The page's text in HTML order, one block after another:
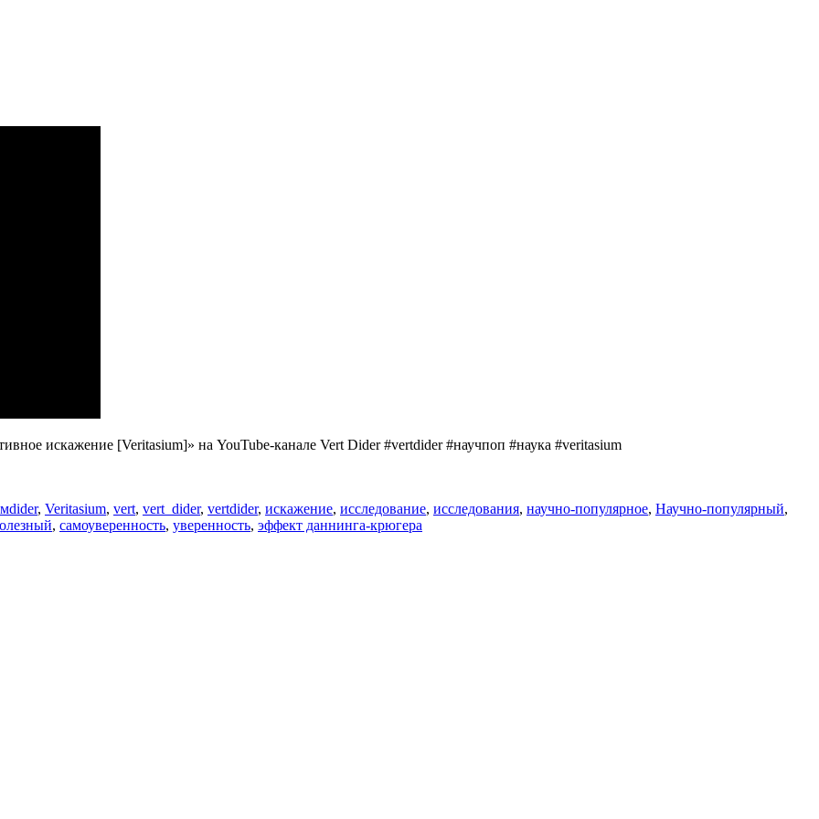
искажение [Veritasium]» на YouTube-канале Vert Dider #vertdider #научпоп #наука #veritasium
Метки
dider, Veritasium, vert, vert_dider, vertdider, искажение, исследование, исследования, научно-популярное, Научно-популярный,
, самоуверенность, уверенность, эффект даннинга-крюгера